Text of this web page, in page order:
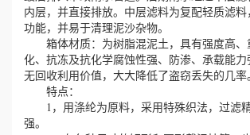
内层，并直接排放。中层滤料为复配轻质滤
功能，并易于清理泥沙杂物。
箱体材质：为树脂混泥土，具有强度高、
化、抗冻及抗化学腐蚀性强、防渗、承载能力
无回收利用价值，大大降低了盗窃丢失的几率。
特点：
1，用涤纶为原料，采用特殊织法，过滤
强。